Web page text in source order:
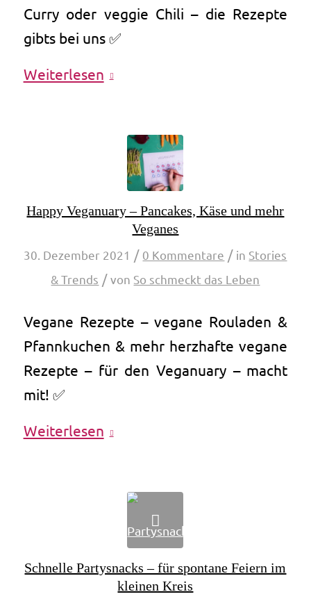
Curry oder veggie Chili – die Rezepte
gibts bei uns ✅
Weiterlesen
Happy Veganuary – Pancakes, Käse und mehr
Veganes
30. Dezember 2021 / 0 Kommentare / in Stories
& Trends / von So schmeckt das Leben
Vegane Rezepte – vegane Rouladen &
Pfannkuchen & mehr herzhafte vegane
Rezepte – für den Veganuary – macht
mit! ✅
Weiterlesen
Schnelle Partysnacks – für spontane Feiern im
kleinen Kreis